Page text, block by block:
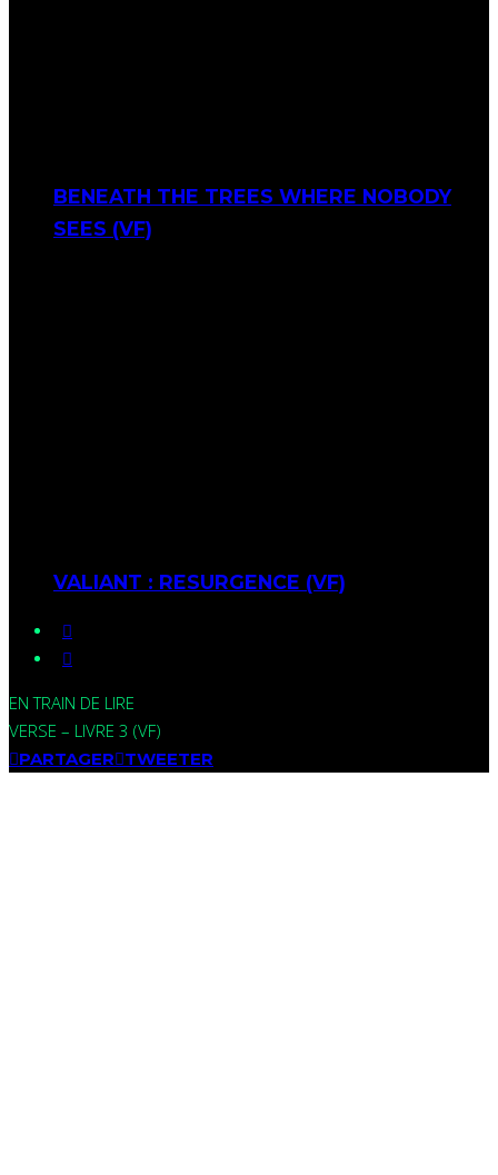
BENEATH THE TREES WHERE NOBODY
SEES (VF)
VALIANT : RESURGENCE (VF)
EN TRAIN DE LIRE
VERSE – LIVRE 3 (VF)
PARTAGER TWEETER